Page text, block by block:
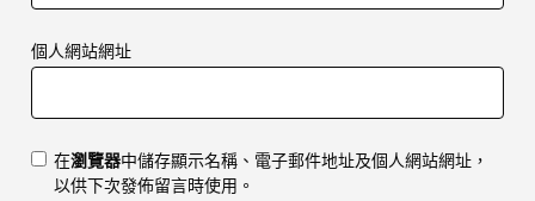
個人網站網址
在瀏覽器中儲存顯示名稱、電子郵件地址及個人網站網址，
以供下次發佈留言時使用。